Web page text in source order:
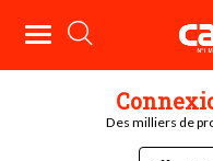
Des milliers de